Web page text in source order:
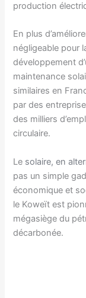
production
En plus
négligeable pour
développement
maintenance
similaires en
par des
des milliers
circulaire.
Le solaire, en
pas un simple
économique et
le Koweït est
mégasiège du
décarbonée.